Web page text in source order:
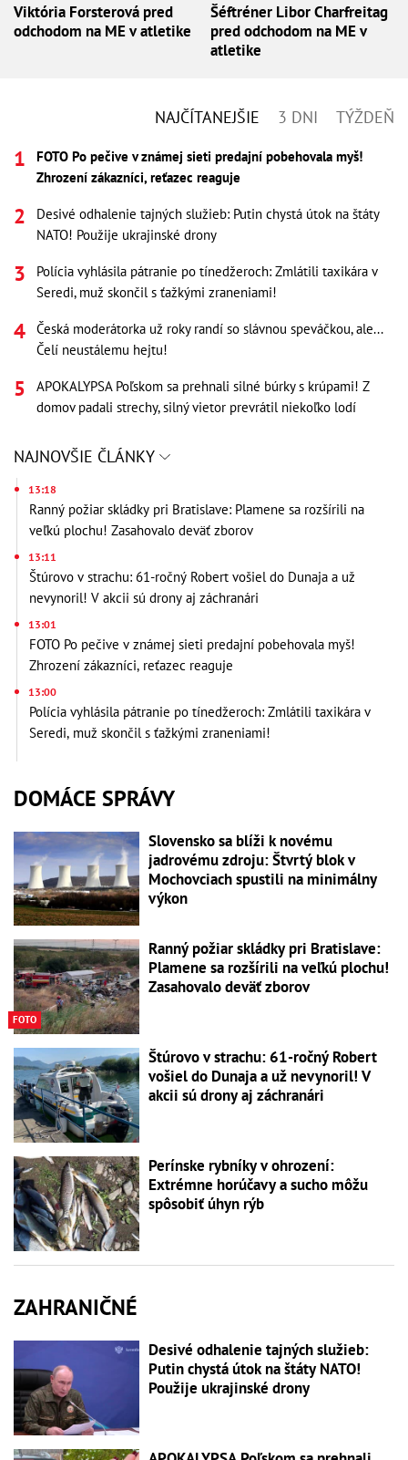
Viktória Forsterová pred
odchodom na ME v atletike
Šéftréner Libor Charfreitag
pred odchodom na ME v
atletike
NAJČÍTANEJŠIE 3 DNI TÝŽDEŇ
FOTO Po pečive v známej sieti predajní pobehovala myš!
Zhrození zákazníci, reťazec reaguje
Desivé odhalenie tajných služieb: Putin chystá útok na štáty
NATO! Použije ukrajinské drony
Polícia vyhlásila pátranie po tínedžeroch: Zmlátili taxikára v
Seredi, muž skončil s ťažkými zraneniami!
Česká moderátorka už roky randí so slávnou speváčkou, ale...
Čelí neustálemu hejtu!
APOKALYPSA Poľskom sa prehnali silné búrky s krúpami! Z
domov padali strechy, silný vietor prevrátil niekoľko lodí
NAJNOVŠIE ČLÁNKY
13:18
Ranný požiar skládky pri Bratislave: Plamene sa rozšírili na
veľkú plochu! Zasahovalo deväť zborov
13:11
Štúrovo v strachu: 61-ročný Robert vošiel do Dunaja a už
nevynoril! V akcii sú drony aj záchranári
13:01
FOTO Po pečive v známej sieti predajní pobehovala myš!
Zhrození zákazníci, reťazec reaguje
13:00
Polícia vyhlásila pátranie po tínedžeroch: Zmlátili taxikára v
Seredi, muž skončil s ťažkými zraneniami!
DOMÁCE SPRÁVY
Slovensko sa blíži k novému
jadrovému zdroju: Štvrtý blok v
Mochovciach spustili na minimálny
výkon
FOTO
Ranný požiar skládky pri Bratislave:
Plamene sa rozšírili na veľkú plochu!
Zasahovalo deväť zborov
Štúrovo v strachu: 61-ročný Robert
vošiel do Dunaja a už nevynoril! V
akcii sú drony aj záchranári
Perínske rybníky v ohrození:
Extrémne horúčavy a sucho môžu
spôsobiť úhyn rýb
ZAHRANIČNÉ
Desivé odhalenie tajných služieb:
Putin chystá útok na štáty NATO!
Použije ukrajinské drony